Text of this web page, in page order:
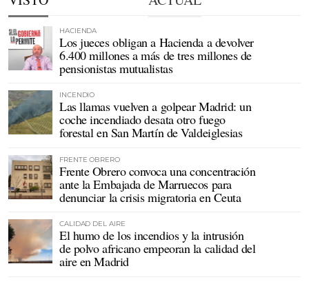
HACIENDA
Los jueces obligan a Hacienda a devolver
6.400 millones a más de tres millones de
pensionistas mutualistas
INCENDIO
Las llamas vuelven a golpear Madrid: un
coche incendiado desata otro fuego
forestal en San Martín de Valdeiglesias
FRENTE OBRERO
Frente Obrero convoca una concentración
ante la Embajada de Marruecos para
denunciar la crisis migratoria en Ceuta
CALIDAD DEL AIRE
El humo de los incendios y la intrusión
de polvo africano empeoran la calidad del
aire en Madrid